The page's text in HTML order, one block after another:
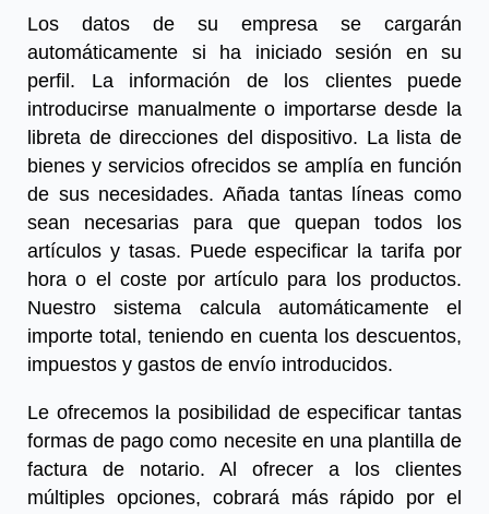
Los datos de su empresa se cargarán
automáticamente si ha iniciado sesión en su
perfil. La información de los clientes puede
introducirse manualmente o importarse desde la
libreta de direcciones del dispositivo. La lista de
bienes y servicios ofrecidos se amplía en función
de sus necesidades. Añada tantas líneas como
sean necesarias para que quepan todos los
artículos y tasas. Puede especificar la tarifa por
hora o el coste por artículo para los productos.
Nuestro sistema calcula automáticamente el
importe total, teniendo en cuenta los descuentos,
impuestos y gastos de envío introducidos.
Le ofrecemos la posibilidad de especificar tantas
formas de pago como necesite en una plantilla de
factura de notario. Al ofrecer a los clientes
múltiples opciones, cobrará más rápido por el